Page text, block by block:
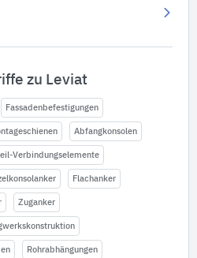
zu Leviat
Fassadenbefestigungen
Abfangkonsolen
Verbindungselemente
Flachanker
Zuganker
Rohrabhängungen